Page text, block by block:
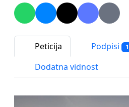
Peticija Podpisi
Dodatna vidnost